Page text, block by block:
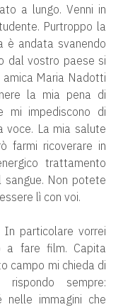
a lungo. Venni in
Purtroppo la
è andata svanendo
dal vostro paese si
Maria Nadotti
la mia pena di
mi impediscono di
voce. La mia salute
farmi ricoverare in
trattamento
Non potete
lì con voi.
particolare vorrei
a fare film. Capita
campo mi chieda di
sempre:
nelle immagini che